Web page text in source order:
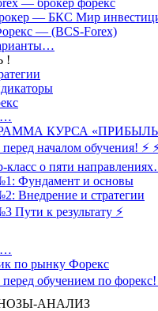
— брокер форекс
— БКС Мир
— (BCS-Forex)
!
КУРСА «ПРИБЫЛЬ
началом обучения! ⚡
класс о пяти
Фундамент и основы
Внедрение и стратегии
Пути к результату ⚡️
по рынку Форекс
обучением по форекс!
АНАЛИЗ